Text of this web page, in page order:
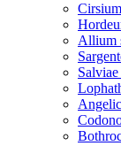
Allium